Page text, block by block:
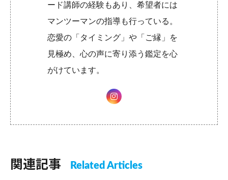
ード講師の経験もあり、希望者には
マンツーマンの指導も行っている。
恋愛の「タイミング」や「ご縁」を
見極め、心の声に寄り添う鑑定を心
がけています。
関連記事 Related Articles